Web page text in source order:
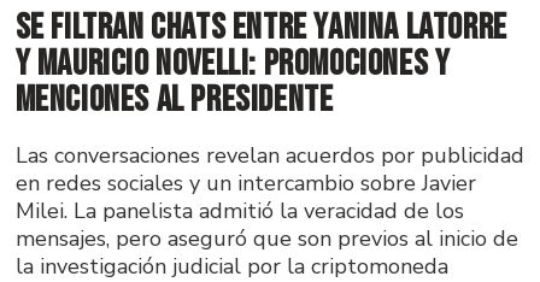
Se filtran chats entre Yanina Latorre
y Mauricio Novelli: promociones y
menciones al Presidente
Las conversaciones revelan acuerdos por publicidad
en redes sociales y un intercambio sobre Javier
Milei. La panelista admitió la veracidad de los
mensajes, pero aseguró que son previos al inicio de
la investigación judicial por la criptomoneda